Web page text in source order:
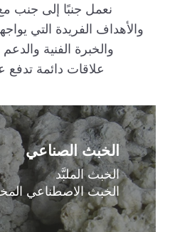
نعمل جنبًا إلى جنب مع
والأهداف الفريدة التي
والخبرة الفنية
علاقات دائمة تدفع
الخبث الصناعي
الخبث الملبَّد
الخبث الاصطناعي